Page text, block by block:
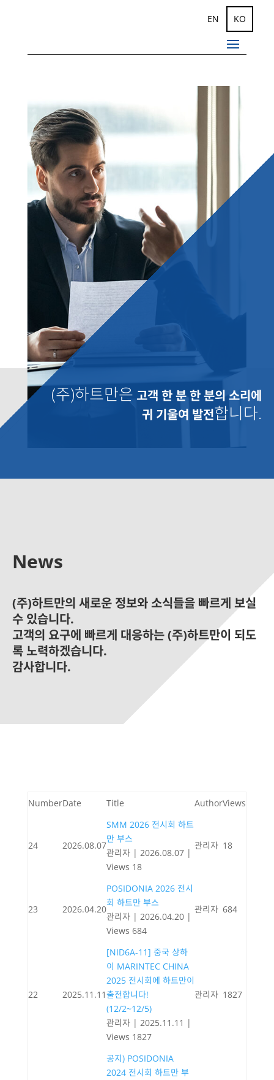
EN KO
(주)하트만은 고객 한 분 한 분의 소리에
귀 기울여 발전합니다.
News
(주)하트만의 새로운 정보와 소식들을 빠르게 보실
수 있습니다.
고객의 요구에 빠르게 대응하는 (주)하트만이 되도
록 노력하겠습니다.
감사합니다.
NumberDate Title AuthorViews
24 2026.08.07
SMM 2026 전시회 하트
만 부스
관리자 | 2026.08.07 |
Views 18
관리자 18
23 2026.04.20
POSIDONIA 2026 전시
회 하트만 부스
관리자 | 2026.04.20 |
Views 684
관리자 684
22 2025.11.11
[NID6A-11] 중국 상하
이 MARINTEC CHINA
2025 전시회에 하트만이
출전합니다!
(12/2~12/5)
관리자 | 2025.11.11 |
Views 1827
관리자 1827
공지) POSIDONIA
2024 전시회 하트만 부